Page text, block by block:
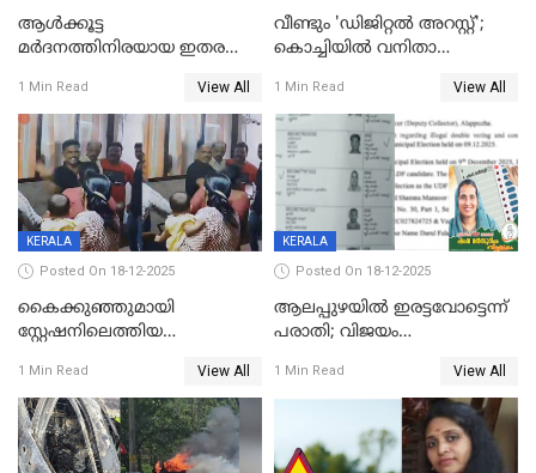
ആൾക്കൂട്ട
മർദനത്തിനിരയായ ഇതര
നടുക്കുന്ന സംഭവം
വാളയാറിൽ
1 Min Read View All
വീണ്ടും 'ഡിജിറ്റല്‍ അറസ്റ്റ്';
കൊച്ചിയില്‍ വനിതാ
കോടി രൂപ
1 Min Read View All
KERALA
Posted On 18-12-2025
കൈക്കുഞ്ഞുമായി
സ്റ്റേഷനിലെത്തിയ
കരണത്തടിച്ചു; CC ടിവി
ദൃശ്യങ്ങൾ പുറത്ത്
1 Min Read View All
KERALA
Posted On 18-12-2025
ആലപ്പുഴയിൽ ഇരട്ടവോട്ടെന്ന്
പരാതി; വിജയം
വാർഡിലെ എൽഡിഎഫ്
സ്ഥാനാർത്ഥി
1 Min Read View All